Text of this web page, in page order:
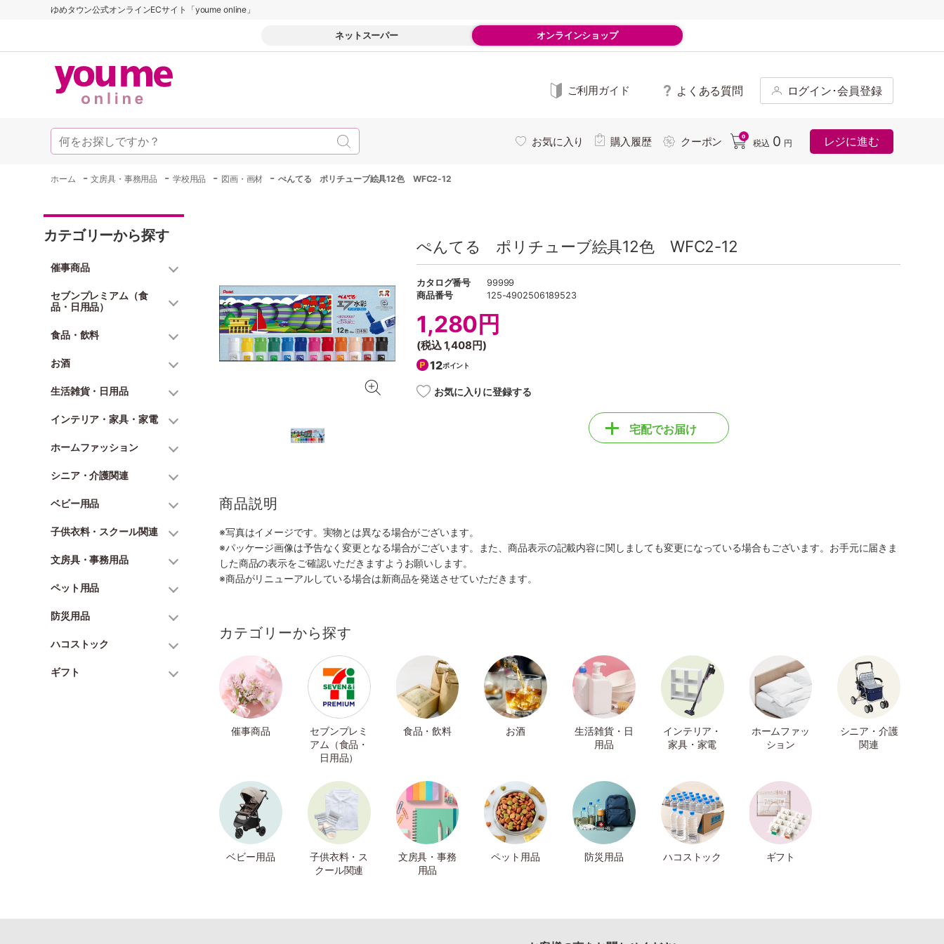
ゆめタウン公式オンラインECサイト「youme online」
ネットスーパー オンラインショップ
ご利用ガイド よくある質問 ログイン･会員登録
お気に入り 購入履歴 クーポン 0
税込 0 円 レジに進む
ホーム -文房具・事務用品 - 学校用品 - 図画・画材 - ぺんてる ポリチューブ絵具12色 WFC2-12
カテゴリーから探す
催事商品
セブンプレミアム（食
品・日用品）
食品・飲料
お酒
生活雑貨・日用品
インテリア・家具・家電
ホームファッション
シニア・介護関連
ベビー用品
子供衣料・スクール関連
文房具・事務用品
ペット用品
防災用品
ハコストック
ギフト
ぺんてる ポリチューブ絵具12色 WFC2-12
カタログ番号
99999
商品番号
125-4902506189523
1,280円
(税込1,408円)
12ポイント
お気に入りに登録する
宅配でお届け
商品説明
※写真はイメージです。実物とは異なる場合がございます。
※パッケージ画像は予告なく変更となる場合がございます。また、商品表示の記載内容に関しましても変更になっている場合もございます。お手元に届きま
した商品の表示をご確認いただきますようお願いします。
※商品がリニューアルしている場合は新商品を発送させていただきます。
カテゴリーから探す
催事商品
セブンプレミ
アム（食品・
日用品）
食品・飲料 お酒
生活雑貨・日
用品
インテリア・
家具・家電
ホームファッ
ション
シニア・介護
関連
ベビー用品
子供衣料・ス
クール関連
文房具・事務
用品
ペット用品 防災用品 ハコストック ギフト